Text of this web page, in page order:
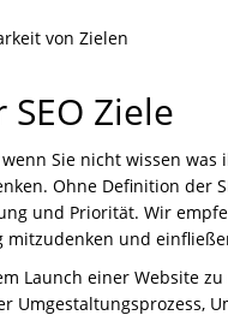
von Zielen
Ziele
Sie nicht wissen
Ohne Definition der
und Priorität. Wir
und
Launch einer Website
Umgestaltungsprozess,